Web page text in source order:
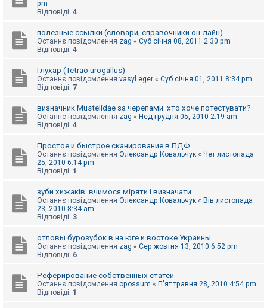
pm
Відповіді: 4
полезные ссылки (словари, справочники он-лайн)
Останнє повідомлення zag « Суб січня 08, 2011 2:30 pm
Відповіді: 4
Глухар (Tetrao urogallus)
Останнє повідомлення vasyl eger « Суб січня 01, 2011 8:34 pm
Відповіді: 7
визначник Mustelidae за черепами: хто хоче потестувати?
Останнє повідомлення zag « Нед грудня 05, 2010 2:19 am
Відповіді: 4
Простое и быстрое сканирование в ПДФ
Останнє повідомлення Олександр Ковальчук « Чет листопада
25, 2010 6:14 pm
Відповіді: 1
зуби хижаків: вчимося міряти і визначати
Останнє повідомлення Олександр Ковальчук « Вів листопада
23, 2010 8:34 am
Відповіді: 3
отловы бурозубок в на юге и востоке Украины
Останнє повідомлення zag « Сер жовтня 13, 2010 6:52 pm
Відповіді: 6
Реферирование собственных статей
Останнє повідомлення opossum « П'ят травня 28, 2010 4:54 pm
Відповіді: 1